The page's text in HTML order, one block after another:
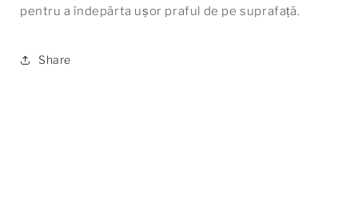
pentru a îndepărta ușor praful de pe suprafață.
Share